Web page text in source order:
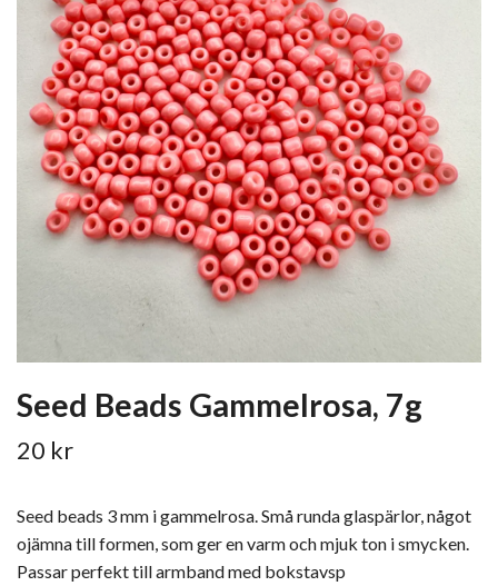
Seed Beads Gammelrosa, 7g
20 kr
Seed beads 3 mm i gammelrosa. Små runda glaspärlor, något
ojämna till formen, som ger en varm och mjuk ton i smycken. ​
Passar perfekt till armband med bokstavsp